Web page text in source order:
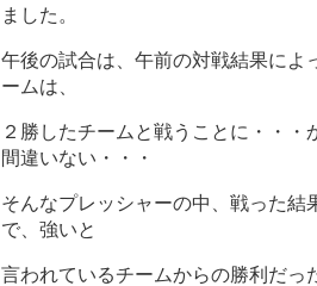
ました。
午後の試合は、午前の対戦結果によ
ームは、
２勝したチームと戦うことに・・・
間違いない・・・
そんなプレッシャーの中、戦った結
で、強いと
言われているチームからの勝利だっ